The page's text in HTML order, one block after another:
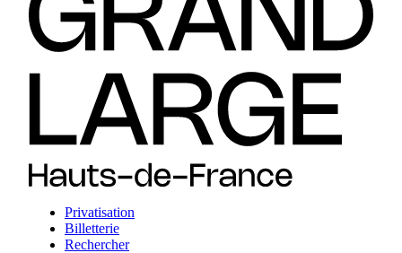
Privatisation
Billetterie
Rechercher